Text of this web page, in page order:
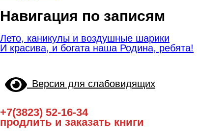
Навигация по записям
Лето, каникулы и воздушные шарики
И красива, и богата наша Родина, ребята!
Версия для слабовидящих
+7(3823) 52-16-34
продлить и заказать книги